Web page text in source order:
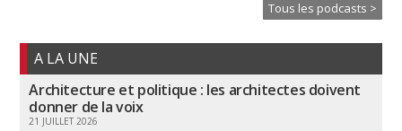
Tous les podcasts >
A LA UNE
Architecture et politique : les architectes doivent
donner de la voix
21 JUILLET 2026